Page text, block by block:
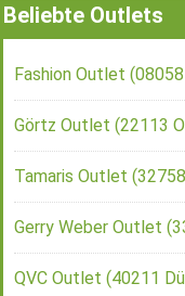
Beliebte Outlets
Fashion Outlet
Görtz Outlet (22113
Tamaris Outlet
Gerry Weber Outlet
QVC Outlet (40211